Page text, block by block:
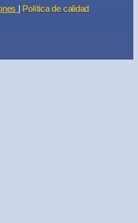
| Política de calidad